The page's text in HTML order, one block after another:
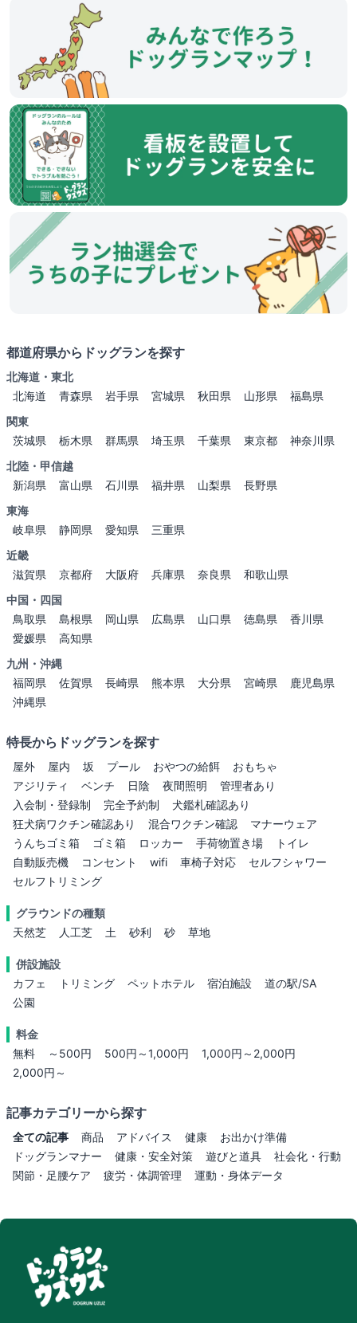
都道府県からドッグランを探す
北海道・東北
北海道
青森県 岩手県 宮城県 秋田県 山形県
福島県
関東
茨城県
栃木県 群馬県 埼玉県 千葉県 東京都
神奈川県
北陸・甲信越
新潟県
富山県 石川県 福井県 山梨県
長野県
東海
岐阜県
静岡県 愛知県
三重県
近畿
滋賀県
京都府 大阪府 兵庫県 奈良県
和歌山県
中国・四国
鳥取県
島根県 岡山県 広島県 山口県 徳島県
香川県
愛媛県
高知県
九州・沖縄
福岡県
佐賀県 長崎県 熊本県 大分県 宮崎県
鹿児島県
沖縄県
特長からドッグランを探す
屋外 屋内 坂 プール おやつの給餌
おもちゃ
アジリティ
ベンチ 日陰 夜間照明
管理者あり
入会制・登録制
完全予約制
犬鑑札確認あり
狂犬病ワクチン確認あり
混合ワクチン確認
マナーウェア
うんちゴミ箱
ゴミ箱 ロッカー 手荷物置き場
トイレ
自動販売機
コンセント wifi 車椅子対応
セルフシャワー
セルフトリミング
グラウンドの種類
天然芝
人工芝 土 砂利 砂 草地
併設施設
カフェ
トリミング ペットホテル 宿泊施設
道の駅/SA
公園
料金
無料
～500円 500円～1,000円
1,000円～2,000円
2,000円～
記事カテゴリーから探す
全ての記事 商品 アドバイス 健康
お出かけ準備
ドッグランマナー
健康・安全対策 遊びと道具
社会化・行動
関節・足腰ケア
疲労・体調管理 運動・身体データ